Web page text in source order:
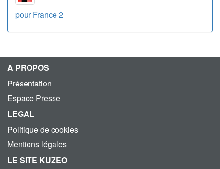
pour France 2
A PROPOS
Présentation
Espace Presse
LEGAL
Politique de cookies
Mentions légales
LE SITE KUZEO